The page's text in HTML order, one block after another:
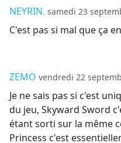
NEYRIN. samedi 23
C'est pas si mal que ça
ZEMO vendredi 22
Je ne sais pas si c'est
du jeu, Skyward Sword
étant sorti sur la même
Princess c'est